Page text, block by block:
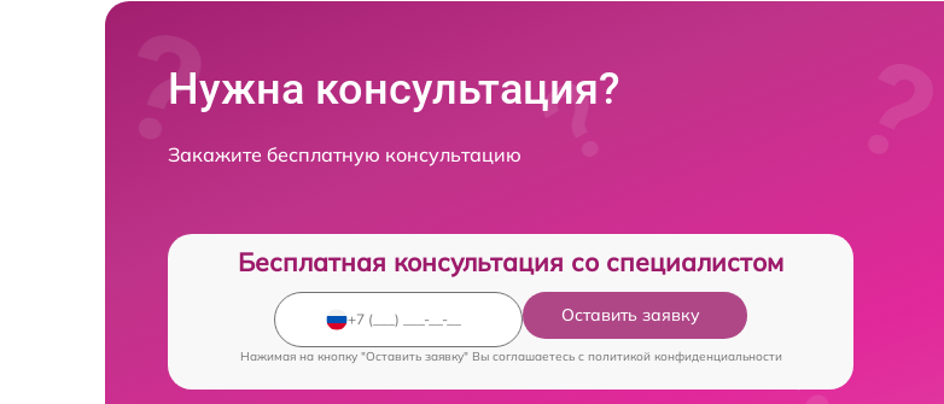
Нужна консультация?
Закажите бесплатную консультацию
Бесплатная консультация со специалистом
Оставить заявку
Нажимая на кнопку "Оставить заявку" Вы соглашаетесь c политикой конфиденциальности